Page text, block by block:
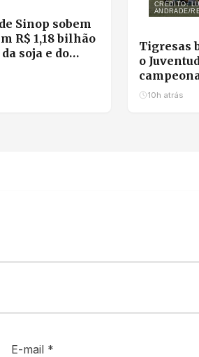
Sinop sobem
R$ 1,18 bilhão
soja e do
CRÉDITO:
ANDRADE/
Tigresas
o
10h atrás
E-mail *